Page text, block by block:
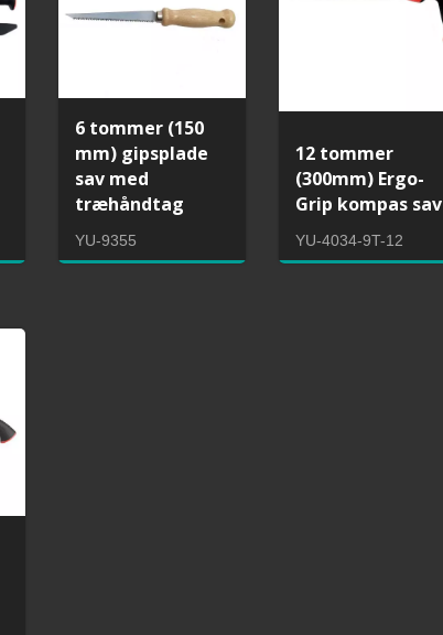
udskifteligt blad
6 tommer (150
mm) gipsplade
sav med
træhåndtag
YU-9355
12 tommer
(300mm) Ergo-
Grip kompas sav
YU-4034-9T-12